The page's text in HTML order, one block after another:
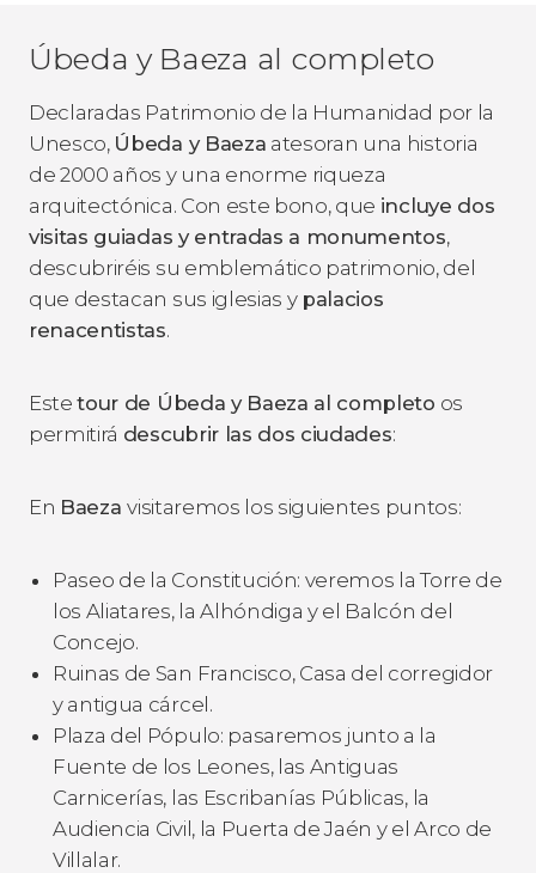
Úbeda y Baeza al completo
Declaradas Patrimonio de la Humanidad por la
Unesco, Úbeda y Baeza atesoran una historia
de 2000 años y una enorme riqueza
arquitectónica. Con este bono, que incluye dos
visitas guiadas y entradas a monumentos,
descubriréis su emblemático patrimonio, del
que destacan sus iglesias y palacios
renacentistas.
Estetour de Úbeda y Baeza al completo os
permitirá descubrir las dos ciudades:
En Baezavisitaremos los siguientes puntos:
Paseo de la Constitución: veremos la Torre de
los Aliatares, la Alhóndiga y el Balcón del
Concejo.
Ruinas de San Francisco, Casa del corregidor
y antigua cárcel.
Plaza del Pópulo: pasaremos junto a la
Fuente de los Leones, las Antiguas
Carnicerías, las Escribanías Públicas, la
Audiencia Civil, la Puerta de Jaén y el Arco de
Villalar.